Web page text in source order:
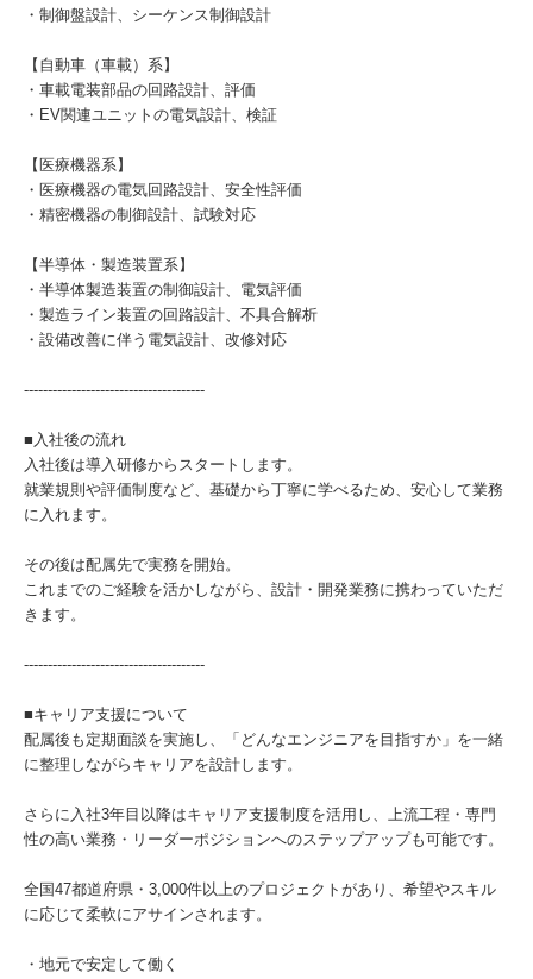
・制御盤設計、シーケンス制御設計
【自動車（車載）系】
・車載電装部品の回路設計、評価
・EV関連ユニットの電気設計、検証
【医療機器系】
・医療機器の電気回路設計、安全性評価
・精密機器の制御設計、試験対応
【半導体・製造装置系】
・半導体製造装置の制御設計、電気評価
・製造ライン装置の回路設計、不具合解析
・設備改善に伴う電気設計、改修対応
--------------------------------------
■入社後の流れ
入社後は導入研修からスタートします。
就業規則や評価制度など、基礎から丁寧に学べるため、安心して業務
に入れます。
その後は配属先で実務を開始。
これまでのご経験を活かしながら、設計・開発業務に携わっていただ
きます。
--------------------------------------
■キャリア支援について
配属後も定期面談を実施し、「どんなエンジニアを目指すか」を一緒
に整理しながらキャリアを設計します。
さらに入社3年目以降はキャリア支援制度を活用し、上流工程・専門
性の高い業務・リーダーポジションへのステップアップも可能です。
全国47都道府県・3,000件以上のプロジェクトがあり、希望やスキル
に応じて柔軟にアサインされます。
・地元で安定して働く